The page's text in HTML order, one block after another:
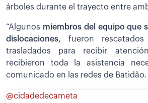
árboles durante el trayecto entre
“Algunos miembros del equipo que
dislocaciones, fueron
trasladados para recibir
recibieron toda la asistencia
comunicado en las redes de Batidão.
@cidadedecameta